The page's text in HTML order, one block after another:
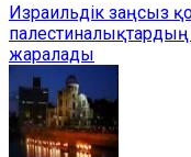
Израильдік заңсыз
жаралады